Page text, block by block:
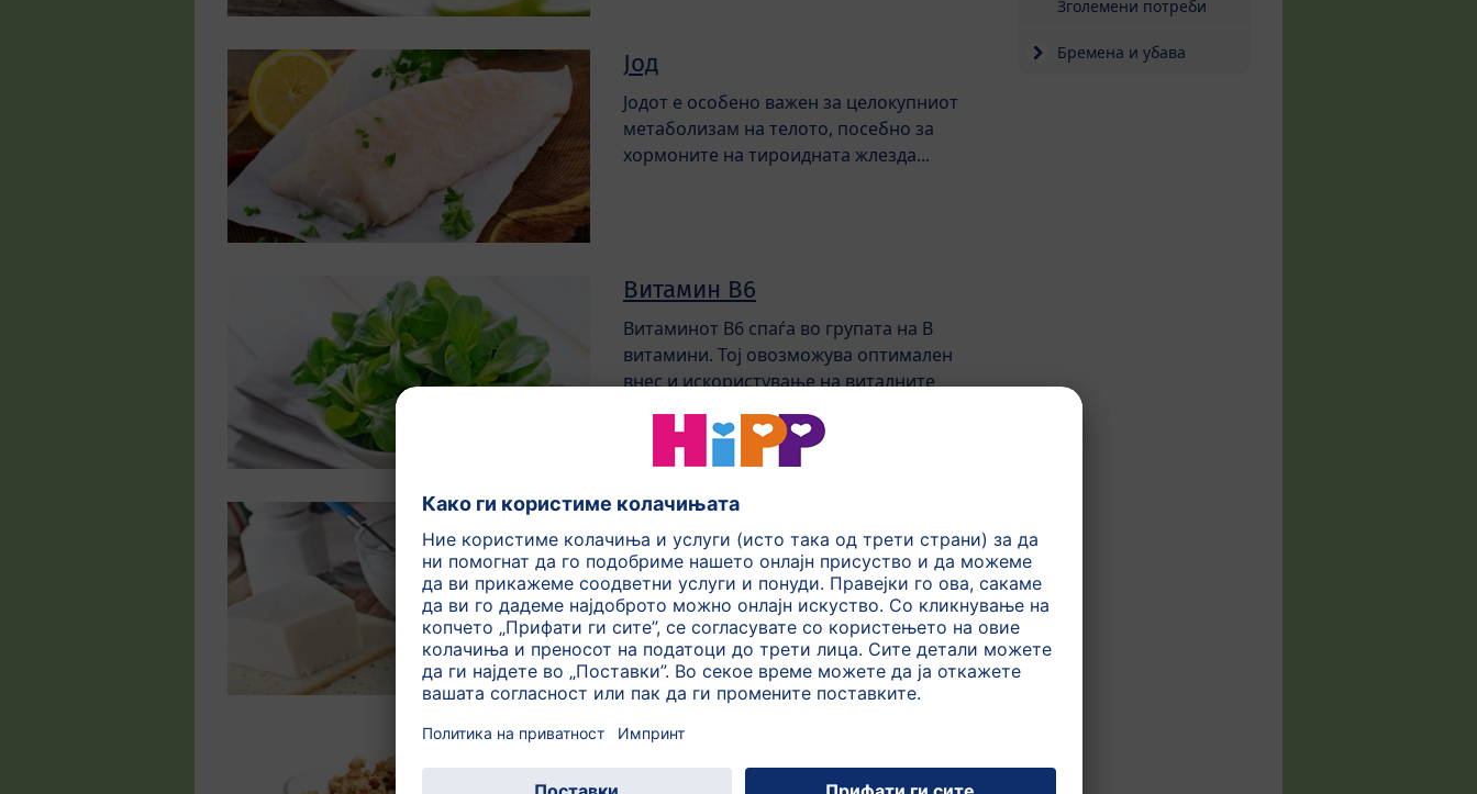
Јод
Јодот е особено важен за целокупниот
метаболизам на телото, посебно за
хормоните на тироидната жлезда...
Витамин B6
Витаминот B6 спаѓа во групата на B
витамини. Тој овозможува оптимален
внес и искористување на виталните
Витамин B12
Витаминот B12 придонесува за
формирање на еритроцитите. Понатаму,
исто како фолната киселина, витаминот
B12 е вклучен во формирањето на
клетките...
Магнезиум
Магнезиумот е вистински “сеопфатен”.
Зголемени потреби
Бремена и убава